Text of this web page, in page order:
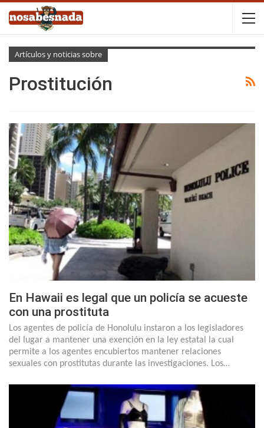
Artículos y noticias sobre
Prostitución
En Hawaii es legal que un policía se acueste
con una prostituta
Los agentes de policía de Honolulu instaron a los legisladores
del lugar a mantener una exención en la ley estatal la cual
permite a los agentes encubiertos mantener relaciones
sexuales con prostitutas durante las investigaciones. Los…